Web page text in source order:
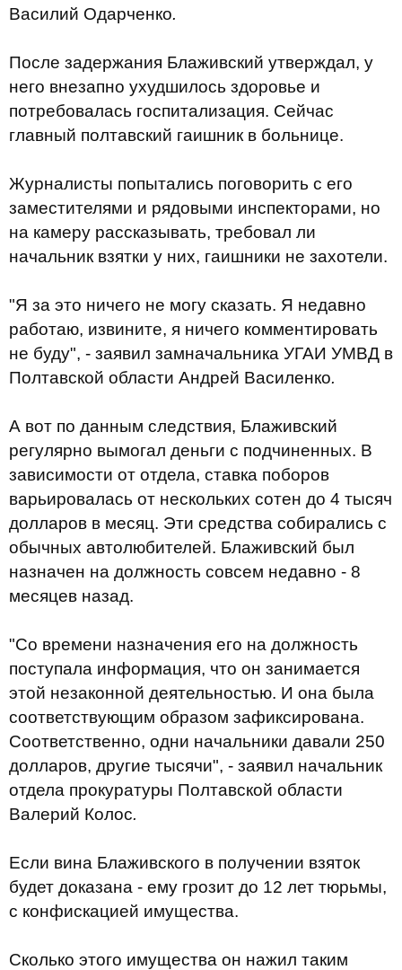
Василий Одарченко.
После задержания Блаживский утверждал, у
него внезапно ухудшилось здоровье и
потребовалась госпитализация. Сейчас
главный полтавский гаишник в больнице.
Журналисты попытались поговорить с его
заместителями и рядовыми инспекторами, но
на камеру рассказывать, требовал ли
начальник взятки у них, гаишники не захотели.
"Я за это ничего не могу сказать. Я недавно
работаю, извините, я ничего комментировать
не буду", - заявил замначальника УГАИ УМВД в
Полтавской области Андрей Василенко.
А вот по данным следствия, Блаживский
регулярно вымогал деньги с подчиненных. В
зависимости от отдела, ставка поборов
варьировалась от нескольких сотен до 4 тысяч
долларов в месяц. Эти средства собирались с
обычных автолюбителей. Блаживский был
назначен на должность совсем недавно - 8
месяцев назад.
"Со времени назначения его на должность
поступала информация, что он занимается
этой незаконной деятельностью. И она была
соответствующим образом зафиксирована.
Соответственно, одни начальники давали 250
долларов, другие тысячи", - заявил начальник
отдела прокуратуры Полтавской области
Валерий Колос.
Если вина Блаживского в получении взяток
будет доказана - ему грозит до 12 лет тюрьмы,
с конфискацией имущества.
Сколько этого имущества он нажил таким